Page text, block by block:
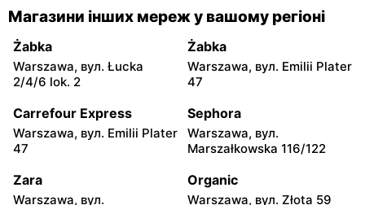
Netto
Miedzeszyński 69
Netto
Pruszków, вул. Poznańska
18
Netto
171
Netto
29
Netto
Słowackiego 20B
Netto
Krasińskiego 72
Магазини інших мереж у вашому регіоні
Żabka
Warszawa, вул. Łucka
2/4/6 lok. 2
Żabka
Warszawa, вул. Emilii Plater
47
Carrefour Express
Warszawa, вул. Emilii Plater
47
Sephora
Warszawa, вул.
Marszałkowska 116/122
Zara
Warszawa, вул.
Organic
Warszawa, вул. Złota 59